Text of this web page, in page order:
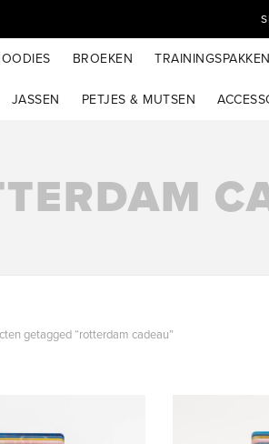
BROEKEN TRAININGSPAKKEN
JASSEN PETJES & MUTSEN
getagged “rotterdam cadeau”